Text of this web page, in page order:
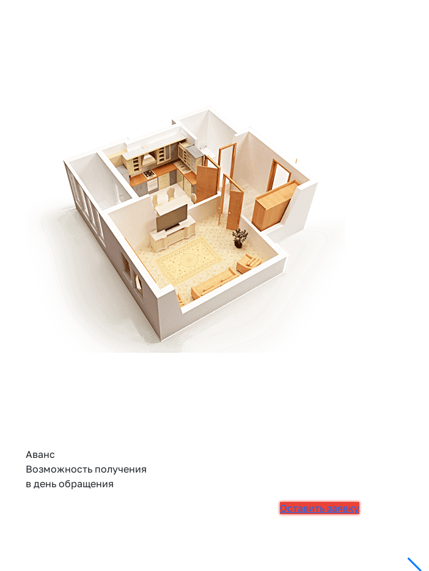
Аванс
Возможность получения
в день обращения
Оставить заявку